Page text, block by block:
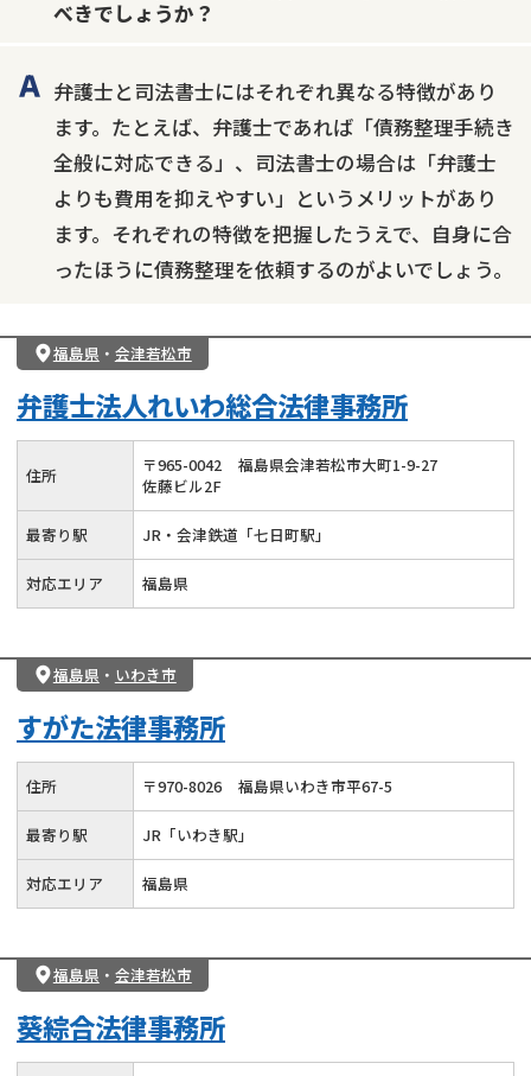
べきでしょうか？
弁護士と司法書士にはそれぞれ異なる特徴があり
ます。たとえば、弁護士であれば「債務整理手続き
全般に対応できる」、司法書士の場合は「弁護士
よりも費用を抑えやすい」というメリットがあり
ます。それぞれの特徴を把握したうえで、自身に合
ったほうに債務整理を依頼するのがよいでしょう。
福島県 ・ 会津若松市
弁護士法人れいわ総合法律事務所
住所 〒965-0042
福島県会津若松市大町1-9-27
佐藤ビル2F
最寄り駅 JR・会津鉄道「七日町駅」
対応エリア 福島県
福島県 ・ いわき市
すがた法律事務所
住所 〒970-8026 福島県いわき市平67-5
最寄り駅 JR「いわき駅」
対応エリア 福島県
福島県 ・ 会津若松市
葵綜合法律事務所